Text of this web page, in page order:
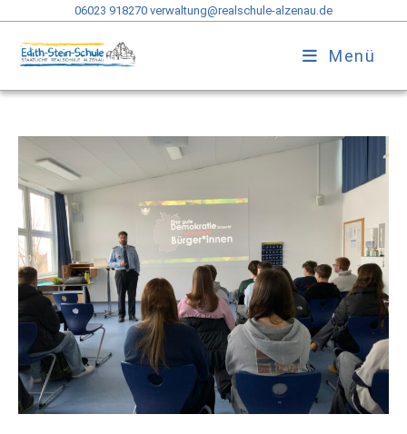
06023 918270 verwaltung@realschule-alzenau.de
Menü